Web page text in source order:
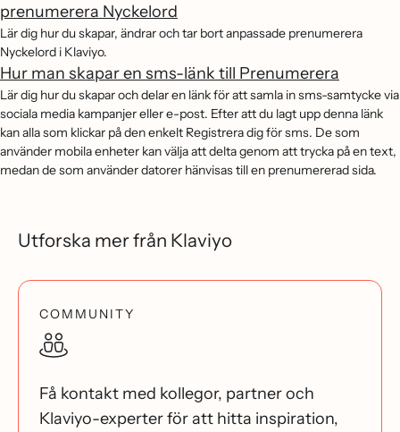
prenumerera Nyckelord
Lär dig hur du skapar, ändrar och tar bort anpassade prenumerera
Nyckelord i Klaviyo.
Hur man skapar en sms-länk till Prenumerera
Lär dig hur du skapar och delar en länk för att samla in sms-samtycke via
sociala media kampanjer eller e-post. Efter att du lagt upp denna länk
kan alla som klickar på den enkelt Registrera dig för sms. De som
använder mobila enheter kan välja att delta genom att trycka på en text,
medan de som använder datorer hänvisas till en prenumererad sida.
Utforska mer från Klaviyo
COMMUNITY
Få kontakt med kollegor, partner och
Klaviyo-experter för att hitta inspiration,